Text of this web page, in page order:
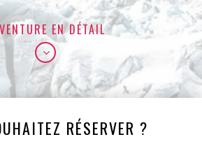
EN DÉTAIL
RÉSERVER ?